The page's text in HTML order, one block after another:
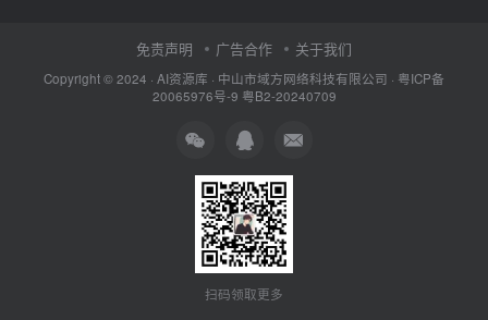
免责声明 广告合作 关于我们
Copyright © 2024 · AI资源库 · 中山市域方网络科技有限公司 · 粤ICP备
20065976号-9 粤B2-20240709
扫码领取更多